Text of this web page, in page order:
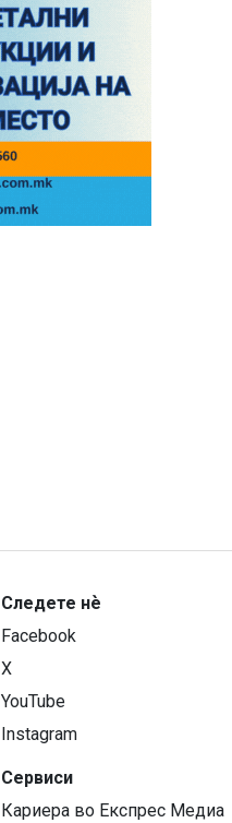
Следете нѐ
Facebook
X
YouTube
Instagram
Сервиси
Кариера во Експрес Медиа